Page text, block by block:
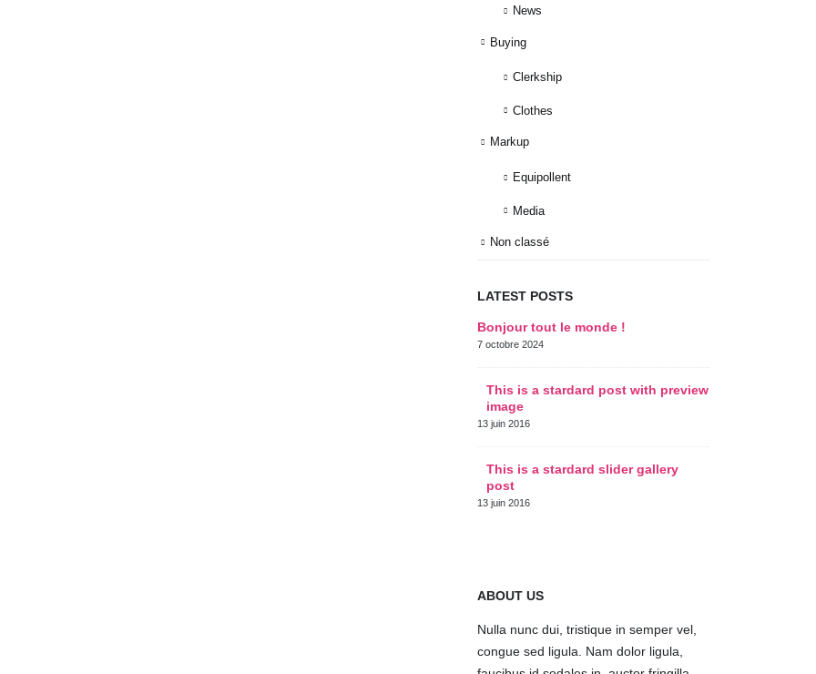
News
Buying
Clerkship
Clothes
Markup
Equipollent
Media
Non classé
LATEST POSTS
Bonjour tout le monde !
7 octobre 2024
This is a stardard post with preview
image
13 juin 2016
This is a stardard slider gallery
post
13 juin 2016
ABOUT US
Nulla nunc dui, tristique in semper vel,
congue sed ligula. Nam dolor ligula,